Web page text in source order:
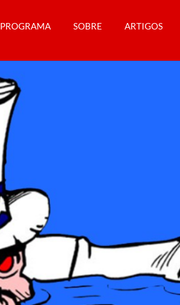
PROGRAMA SOBRE ARTIGOS